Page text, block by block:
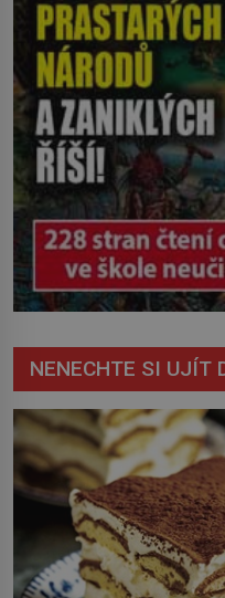
NENECHTE SI UJÍT